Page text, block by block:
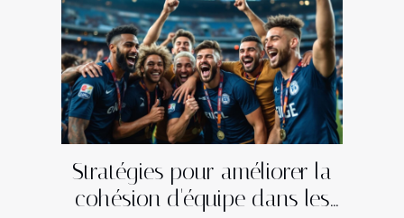
Stratégies pour améliorer la
cohésion d'équipe dans les